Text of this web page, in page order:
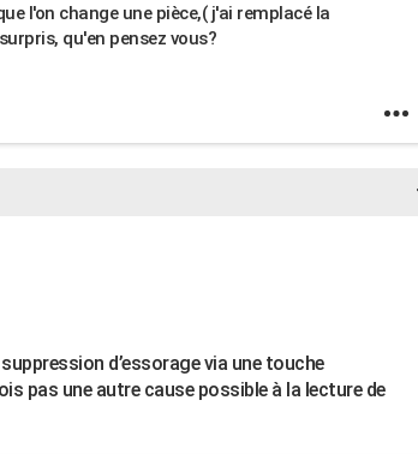
l'on change une pièce,( j'ai remplacé la
qu'en pensez vous?
d’essorage via une touche
pas une autre cause possible à la lecture de